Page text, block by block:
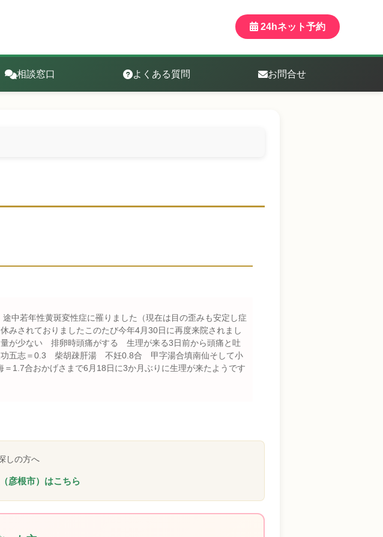
24hネット予約
相談窓口 よくある質問 お問合せ
中若年性黄斑変性症に罹りました（現在は目の歪みも安定し症
みされておりましたこのたび今年4月30日に再度来院されまし
が少ない 排卵時頭痛がする 生理が来る3日前から頭痛と吐
功五志＝0.3 柴胡疎肝湯 不妊0.8合 甲字湯合填南仙そして小
1.7合おかげさまで6月18日に3か月ぶりに生理が来たようです
しの方へ
彦根市）はこちら